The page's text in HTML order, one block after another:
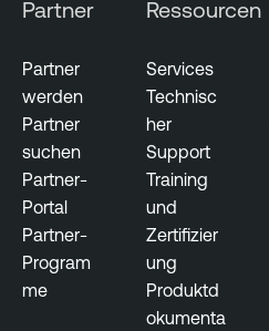
t
Partner
Partner
werden
Partner
suchen
Partner-
Portal
Partner-
Program
me
Ressourcen
Services
Technisc
her
Support
Training
und
Zertifizier
ung
Produktd
okumenta